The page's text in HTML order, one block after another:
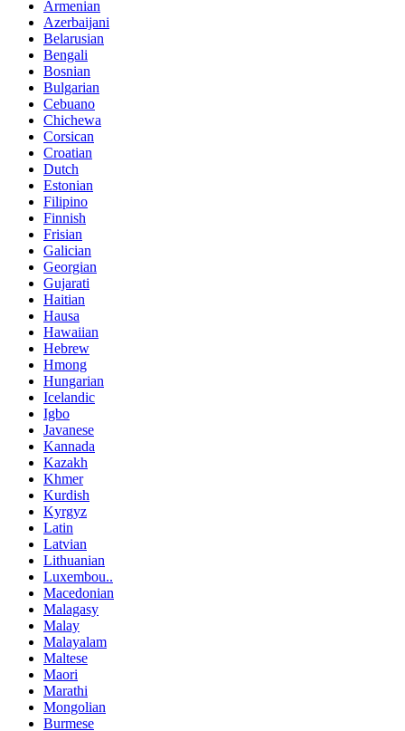
Armenian
Azerbaijani
Belarusian
Bengali
Bosnian
Bulgarian
Cebuano
Chichewa
Corsican
Croatian
Dutch
Estonian
Filipino
Finnish
Frisian
Galician
Georgian
Gujarati
Haitian
Hausa
Hawaiian
Hebrew
Hmong
Hungarian
Icelandic
Igbo
Javanese
Kannada
Kazakh
Khmer
Kurdish
Kyrgyz
Latin
Latvian
Lithuanian
Luxembou..
Macedonian
Malagasy
Malay
Malayalam
Maltese
Maori
Marathi
Mongolian
Burmese